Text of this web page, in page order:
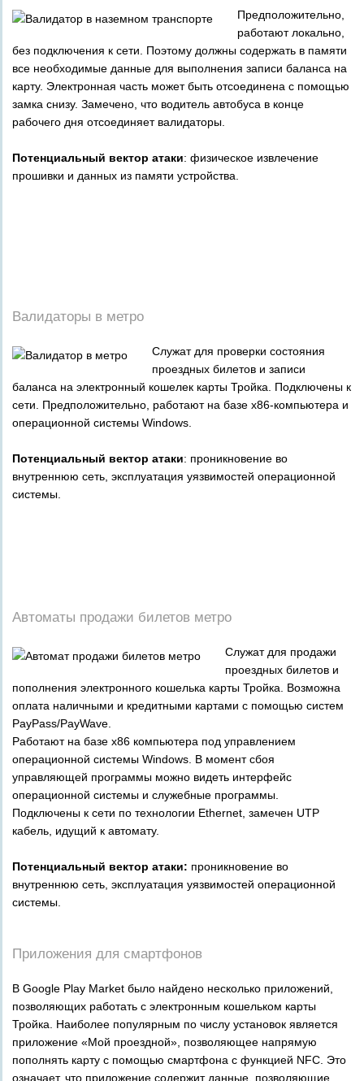
Предположительно,
работают локально,
без подключения к сети. Поэтому должны содержать в памяти
все необходимые данные для выполнения записи баланса на
карту. Электронная часть может быть отсоединена с помощью
замка снизу. Замечено, что водитель автобуса в конце
рабочего дня отсоединяет валидаторы.
Потенциальный вектор атаки: физическое извлечение
прошивки и данных из памяти устройства.
Валидаторы в метро
Служат для проверки состояния
проездных билетов и записи
баланса на электронный кошелек карты Тройка. Подключены к
сети. Предположительно, работают на базе x86-компьютера и
операционной системы Windows.
Потенциальный вектор атаки: проникновение во
внутреннюю сеть, эксплуатация уязвимостей операционной
системы.
Автоматы продажи билетов метро
Служат для продажи
проездных билетов и
пополнения электронного кошелька карты Тройка. Возможна
оплата наличными и кредитными картами с помощью систем
PayPass/PayWave.
Работают на базе x86 компьютера под управлением
операционной системы Windows. В момент сбоя
управляющей программы можно видеть интерфейс
операционной системы и служебные программы.
Подключены к сети по технологии Ethernet, замечен UTP
кабель, идущий к автомату.
Потенциальный вектор атаки: проникновение во
внутреннюю сеть, эксплуатация уязвимостей операционной
системы.
Приложения для смартфонов
В Google Play Market было найдено несколько приложений,
позволяющих работать с электронным кошельком карты
Тройка. Наиболее популярным по числу установок является
приложение «Мой проездной», позволяющее напрямую
пополнять карту с помощью смартфона с функцией NFC. Это
означает, что приложение содержит данные, позволяющие